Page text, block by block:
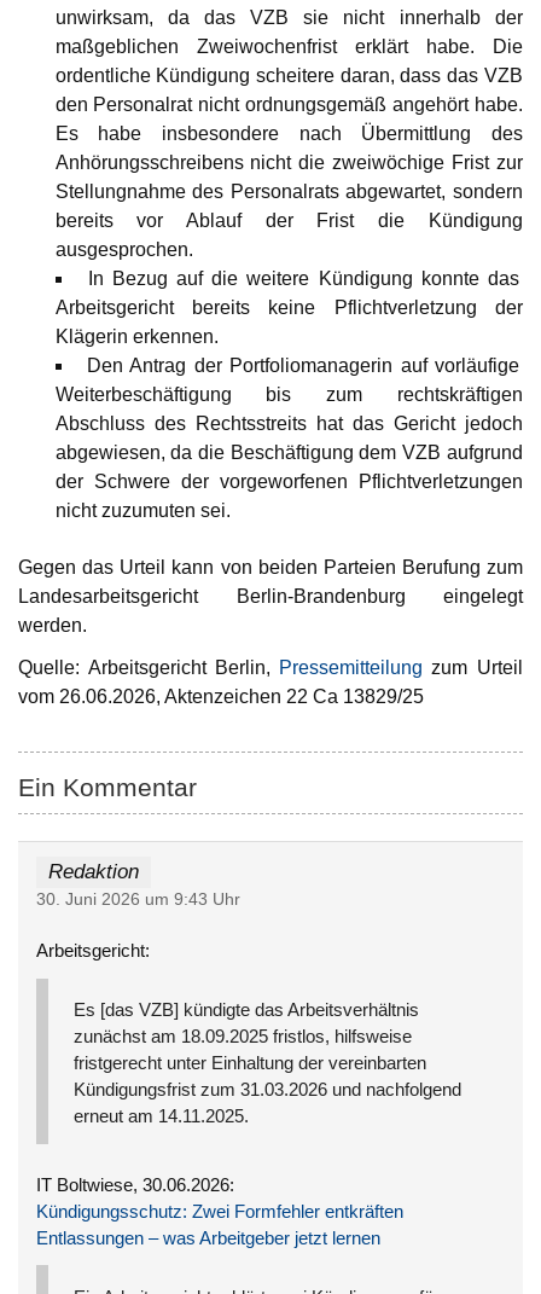
unwirksam, da das VZB sie nicht innerhalb der
maßgeblichen Zweiwochenfrist erklärt habe. Die
ordentliche Kündigung scheitere daran, dass das VZB
den Personalrat nicht ordnungsgemäß angehört habe.
Es habe insbesondere nach Übermittlung des
Anhörungsschreibens nicht die zweiwöchige Frist zur
Stellungnahme des Personalrats abgewartet, sondern
bereits vor Ablauf der Frist die Kündigung
ausgesprochen.
In Bezug auf die weitere Kündigung konnte das
Arbeitsgericht bereits keine Pflichtverletzung der
Klägerin erkennen.
Den Antrag der Portfoliomanagerin auf vorläufige
Weiterbeschäftigung bis zum rechtskräftigen
Abschluss des Rechtsstreits hat das Gericht jedoch
abgewiesen, da die Beschäftigung dem VZB aufgrund
der Schwere der vorgeworfenen Pflichtverletzungen
nicht zuzumuten sei.
Gegen das Urteil kann von beiden Parteien Berufung zum
Landesarbeitsgericht Berlin-Brandenburg eingelegt
werden.
Quelle: Arbeitsgericht Berlin, Pressemitteilung zum Urteil
vom 26.06.2026, Aktenzeichen 22 Ca 13829/25
Ein Kommentar
Redaktion
30. Juni 2026 um 9:43 Uhr
Arbeitsgericht:
Es [das VZB] kündigte das Arbeitsverhältnis
zunächst am 18.09.2025 fristlos, hilfsweise
fristgerecht unter Einhaltung der vereinbarten
Kündigungsfrist zum 31.03.2026 und nachfolgend
erneut am 14.11.2025.
IT Boltwiese, 30.06.2026:
Kündigungsschutz: Zwei Formfehler entkräften
Entlassungen – was Arbeitgeber jetzt lernen